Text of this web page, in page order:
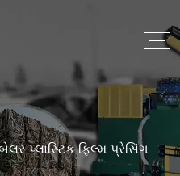
પ્લાસ્ટિક ફિલ્મ પ્રેસિંગ